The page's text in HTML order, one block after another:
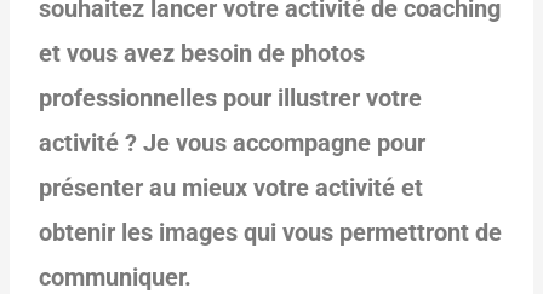
souhaitez lancer votre activité de coaching
et vous avez besoin de photos
professionnelles pour illustrer votre
activité ? Je vous accompagne pour
présenter au mieux votre activité et
obtenir les images qui vous permettront de
communiquer.